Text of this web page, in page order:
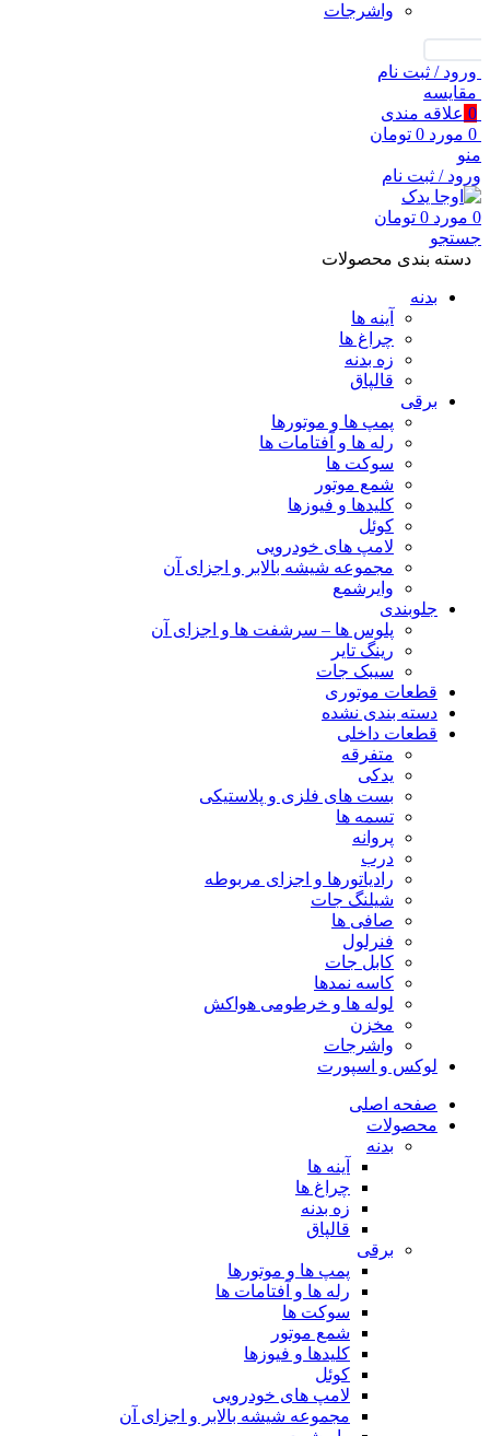
واشرجات
ورود / ثبت نام
مقايسه
0 علاقه مندی
0 مورد 0 تومان
منو
ورود / ثبت نام
0 مورد 0 تومان
جستجو
دسته بندی محصولات
بدنه
آینه ها
چراغ ها
زه بدنه
قالپاق
برقی
پمپ ها و موتورها
رله ها و آفتامات ها
سوکت ها
شمع موتور
کلیدها و فیوزها
کوئل
لامپ های خودرویی
مجموعه شیشه بالابر و اجزای آن
وایرشمع
جلوبندی
پلوس ها – سرشفت ها و اجزای آن
رینگ تایر
سیبک جات
قطعات موتوری
دسته بندی نشده
قطعات داخلی
متفرقه
یدکی
بست های فلزی و پلاستیکی
تسمه ها
پروانه
درب
رادیاتورها و اجزای مربوطه
شیلنگ جات
صافی ها
فنرلول
کابل جات
کاسه نمدها
لوله ها و خرطومی هواکش
مخزن
واشرجات
لوکس و اسپورت
صفحه اصلی
محصولات
بدنه
آینه ها
چراغ ها
زه بدنه
قالپاق
برقی
پمپ ها و موتورها
رله ها و آفتامات ها
سوکت ها
شمع موتور
کلیدها و فیوزها
کوئل
لامپ های خودرویی
مجموعه شیشه بالابر و اجزای آن